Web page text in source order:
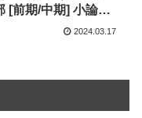
[前期/中期] 小論文
2024.03.17